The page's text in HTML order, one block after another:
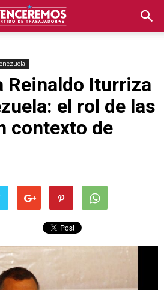
Reinaldo Iturriza
el rol de las
contexto de